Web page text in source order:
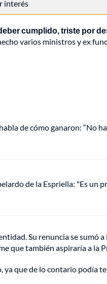
interés
cumplido, triste por
varios ministros y ex
de cómo ganaron: “No
de la Espriella: "Es un
Su renuncia se sumó a
que también aspiraría a la
ya que de lo contario podía